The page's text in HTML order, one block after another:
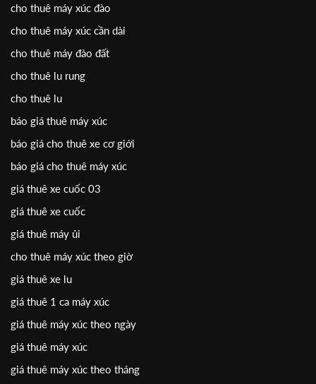
cho thuê máy xúc đào
cho thuê máy xúc cần dài
cho thuê máy đào đất
cho thuê lu rung
cho thuê lu
báo giá thuê máy xúc
báo giá cho thuê xe cơ giới
báo giá cho thuê máy xúc
giá thuê xe cuốc 03
giá thuê xe cuốc
giá thuê máy ủi
cho thuê máy xúc theo giờ
giá thuê xe lu
giá thuê 1 ca máy xúc
giá thuê máy xúc theo ngày
giá thuê máy xúc
giá thuê máy xúc theo tháng